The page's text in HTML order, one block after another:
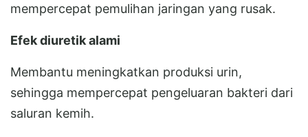
mempercepat pemulihan jaringan yang rusak.
Efek diuretik alami
Membantu meningkatkan produksi urin,
sehingga mempercepat pengeluaran bakteri dari
saluran kemih.